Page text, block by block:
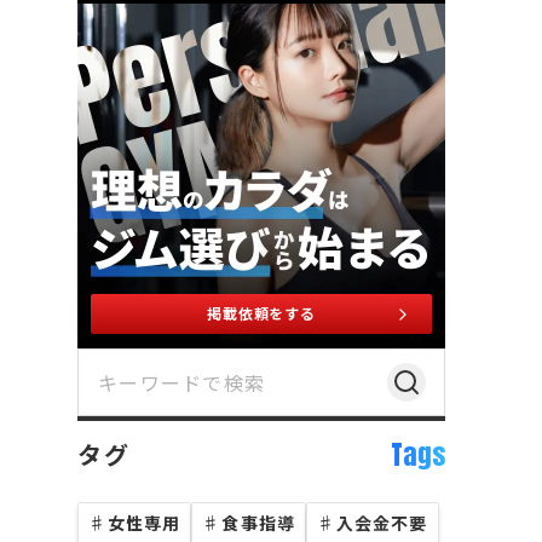
掲載依頼をする
タグ Tags
♯ 女性専用 ♯ 食事指導 ♯ 入会金不要